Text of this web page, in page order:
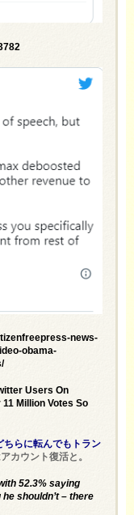
news-
obama-
Users On
Million Votes So
ちらに転んでもトラン
カウント復活と。
52.3% saying
shouldn’t – there